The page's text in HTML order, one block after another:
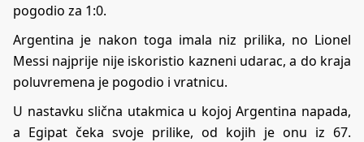
pogodio za 1:0.
Argentina je nakon toga imala niz prilika, no Lionel
Messi najprije nije iskoristio kazneni udarac, a do kraja
poluvremena je pogodio i vratnicu.
U nastavku slična utakmica u kojoj Argentina napada,
a Egipat čeka svoje prilike, od kojih je onu iz 67.